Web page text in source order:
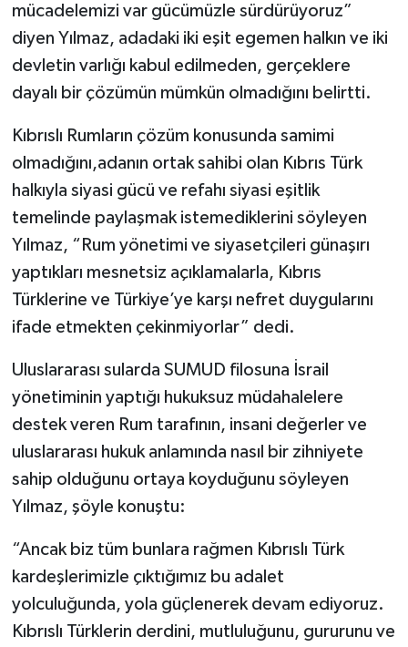
mücadelemizi var gücümüzle sürdürüyoruz”
diyen Yılmaz, adadaki iki eşit egemen halkın ve iki
devletin varlığı kabul edilmeden, gerçeklere
dayalı bir çözümün mümkün olmadığını belirtti.
Kıbrıslı Rumların çözüm konusunda samimi
olmadığını,adanın ortak sahibi olan Kıbrıs Türk
halkıyla siyasi gücü ve refahı siyasi eşitlik
temelinde paylaşmak istemediklerini söyleyen
Yılmaz, “Rum yönetimi ve siyasetçileri günaşırı
yaptıkları mesnetsiz açıklamalarla, Kıbrıs
Türklerine ve Türkiye’ye karşı nefret duygularını
ifade etmekten çekinmiyorlar” dedi.
Uluslararası sularda SUMUD filosuna İsrail
yönetiminin yaptığı hukuksuz müdahalelere
destek veren Rum tarafının, insani değerler ve
uluslararası hukuk anlamında nasıl bir zihniyete
sahip olduğunu ortaya koyduğunu söyleyen
Yılmaz, şöyle konuştu:
“Ancak biz tüm bunlara rağmen Kıbrıslı Türk
kardeşlerimizle çıktığımız bu adalet
yolculuğunda, yola güçlenerek devam ediyoruz.
Kıbrıslı Türklerin derdini, mutluluğunu, gururunu ve